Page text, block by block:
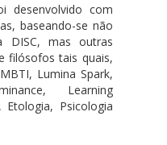
desenvolvido com
baseando-se não
DISC, mas outras
filósofos tais quais,
Lumina Spark,
Learning
Etologia, Psicologia